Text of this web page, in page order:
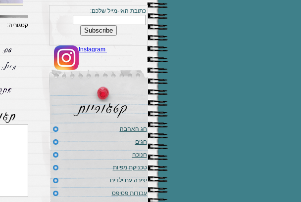
קטגוריה:
כתובת האי-מייל שלכם:
חג האהבה
חגים
חנוכה
טכניקת מפיות
יצירה עם ילדים
עבודות פסיפס